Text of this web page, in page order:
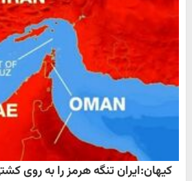
کیهان:ایران تنگه هرمز را به روی